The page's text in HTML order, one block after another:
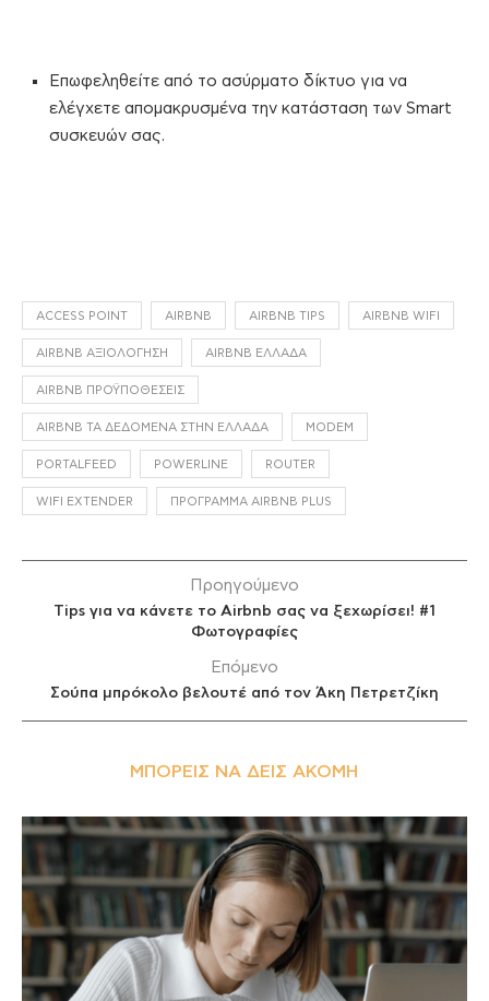
Επωφεληθείτε από το ασύρματο δίκτυο για να
ελέγχετε απομακρυσμένα την κατάσταση των Smart
συσκευών σας.
ACCESS POINT AIRBNB AIRBNB TIPS AIRBNB WIFI
AIRBNB ΑΞΙΟΛΌΓΗΣΗ AIRBNB ΕΛΛΆΔΑ
AIRBNB ΠΡΟΫΠΟΘΈΣΕΙΣ
AIRBNB ΤΑ ΔΕΔΟΜΈΝΑ ΣΤΗΝ ΕΛΛΆΔΑ MODEM
PORTALFEED POWERLINE ROUTER
WIFI EXTENDER ΠΡΌΓΡΑΜΜΑ AIRBNB PLUS
Προηγούμενο
Tips για να κάνετε το Airbnb σας να ξεχωρίσει! #1
Φωτογραφίες
Επόμενο
Σούπα μπρόκολο βελουτέ από τον Άκη Πετρετζίκη
ΜΠΟΡΕΊΣ ΝΑ ΔΕΙΣ ΑΚΌΜΗ